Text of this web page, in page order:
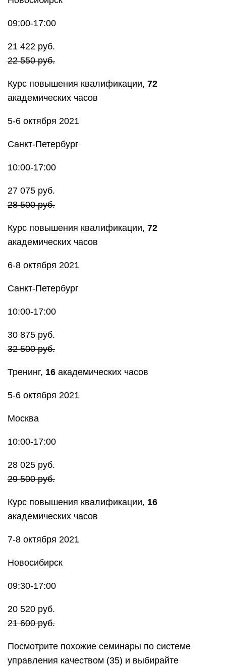
09:00-17:00
21 422 руб.
22 550 руб.
Курс повышения квалификации, 72
академических часов
5-6 октября 2021
Санкт-Петербург
10:00-17:00
27 075 руб.
28 500 руб.
Курс повышения квалификации, 72
академических часов
6-8 октября 2021
Санкт-Петербург
10:00-17:00
30 875 руб.
32 500 руб.
Тренинг, 16 академических часов
5-6 октября 2021
Москва
10:00-17:00
28 025 руб.
29 500 руб.
Курс повышения квалификации, 16
академических часов
7-8 октября 2021
Новосибирск
09:30-17:00
20 520 руб.
21 600 руб.
Посмотрите похожие семинары по системе
управления качеством (35) и выбирайте